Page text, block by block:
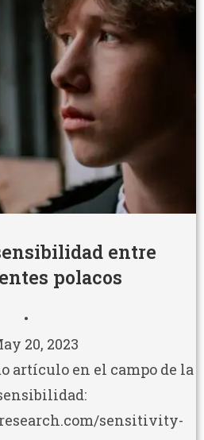
entre
polacos
•
20, 2023
artículo en el campo de la
sensitivity-